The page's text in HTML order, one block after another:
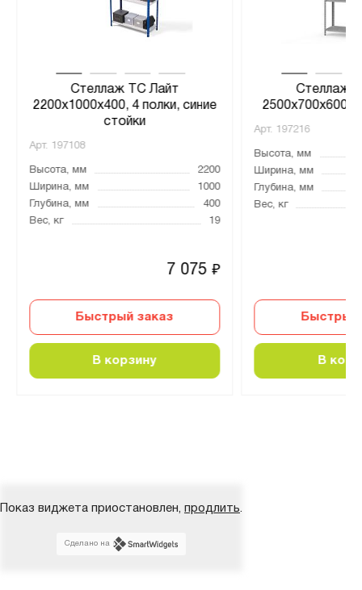
Стеллаж ТС Лайт
2200х1000х400, 4 полки, синие
стойки
Арт. 197108
Высота, мм
2200
Ширина, мм
1000
Глубина, мм
400
Вес, кг
19
7 075₽
Быстрый заказ
В корзину
Стеллаж
2500х700х600,
Арт. 197216
Высота, мм
Ширина, мм
Глубина, мм
Вес, кг
Быстрый
В
Показ виджета приостановлен, продлить.
Сделано на